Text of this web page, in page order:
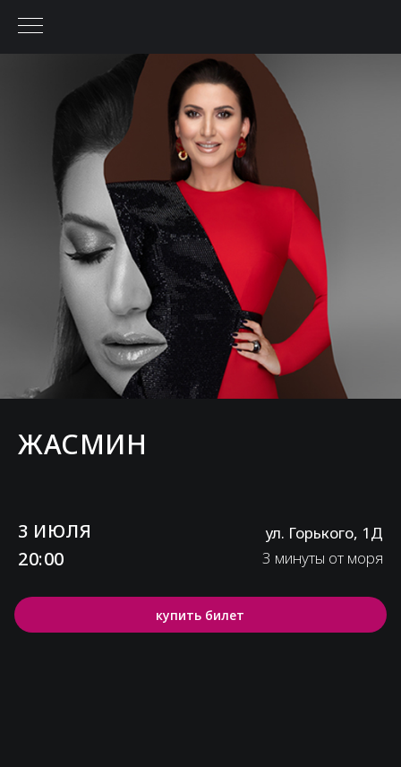
ЖАСМИН
3 ИЮЛЯ
20:00
3 минуты от моря
купить билет
ул. Горького, 1Д